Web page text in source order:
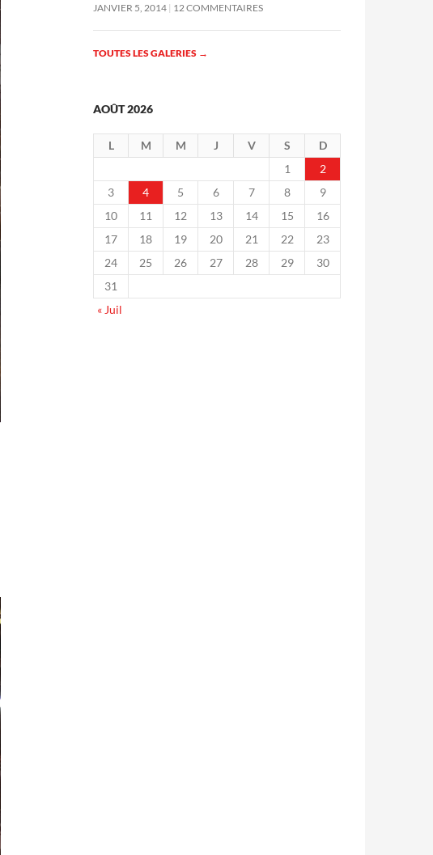
JANVIER 5, 2014 12 COMMENTAIRES
TOUTES LES GALERIES →
AOÛT 2026
L M M J V S
D
1
2
3
4 5 6 7 8
9
10
11 12 13 14 15
16
17
18 19 20 21 22
23
24
25 26 27 28 29
30
31
« Juil